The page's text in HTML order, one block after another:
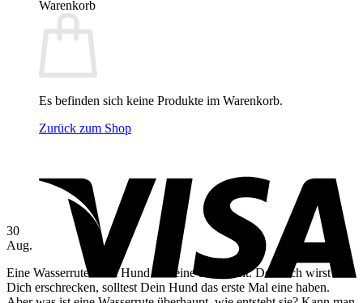
Warenkorb
Es befinden sich keine Produkte im Warenkorb.
Zurück zum Shop
30
Aug.
Eine Wasserrute beim Hund ist keine Seltenheit. Dennoch wirst Du
Dich erschrecken, solltest Dein Hund das erste Mal eine haben.